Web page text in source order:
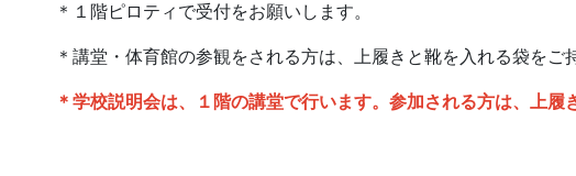
＊１階ピロティで受付をお願いします。
＊講堂・体育館の参観をされる方は、上履きと靴を入れる袋をご
＊学校説明会は、１階の講堂で行います。参加される方は、上